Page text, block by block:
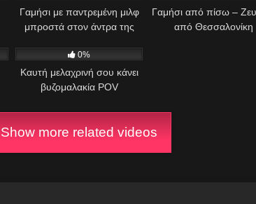
Γαμήσι με παντρεμένη μιλφ
μπροστά στον άντρα της
Γαμήσι από πίσω –
από Θεσσαλονίκη
0%
Καυτή μελαχρινή σου κάνει
βυζομαλακία POV
Show more related videos